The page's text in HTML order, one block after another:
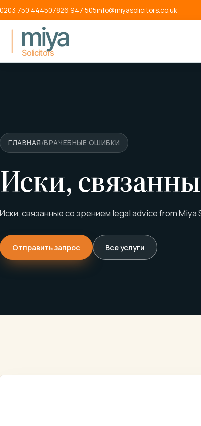
Перейти к содержанию
0203 750 444507826 947 505info@miyasolicitors.co.uk
ГЛАВНАЯ/ВРАЧЕБНЫЕ ОШИБКИ
Иски,
Иски, связанные со зрением legal advice from Miya
Отправить запрос Все услуги